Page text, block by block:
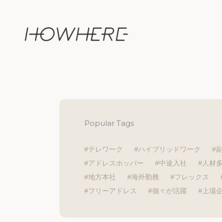
Popular Tags
テレワーク ハイブリッドワーク
アドレスホッパー
中途入社
人材
地方本社
海外勤務
フレックス
フリーアドレス
個々が活躍 上場